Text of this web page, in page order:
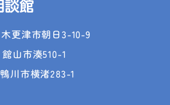
木更津市朝日3-10-9
館山市湊510-1
鴨川市横渚283-1